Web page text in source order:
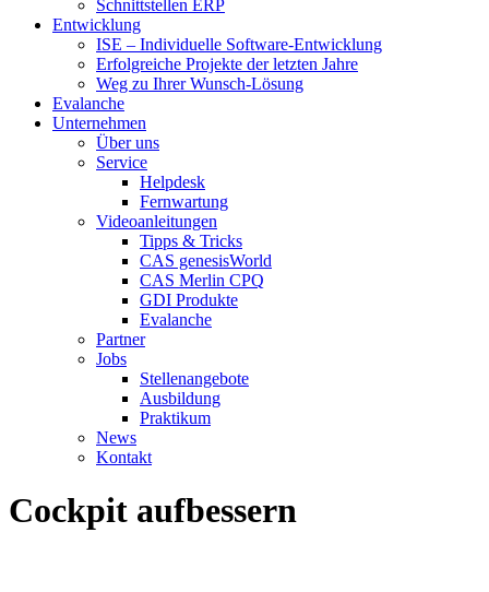
Schnittstellen ERP
Entwicklung
ISE – Individuelle Software-Entwicklung
Erfolgreiche Projekte der letzten Jahre
Weg zu Ihrer Wunsch-Lösung
Evalanche
Unternehmen
Über uns
Service
Helpdesk
Fernwartung
Videoanleitungen
Tipps & Tricks
CAS genesisWorld
CAS Merlin CPQ
GDI Produkte
Evalanche
Partner
Jobs
Stellenangebote
Ausbildung
Praktikum
News
Kontakt
Cockpit aufbessern